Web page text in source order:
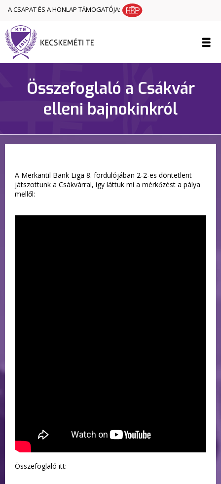
A CSAPAT ÉS A HONLAP TÁMOGATÓJA:
Összefoglaló a Csákvár
elleni bajnokinkról
A Merkantil Bank Liga 8. fordulójában 2-2-es döntetlent
játszottunk a Csákvárral, így láttuk mi a mérkőzést a pálya
mellől:
Összefoglaló itt: